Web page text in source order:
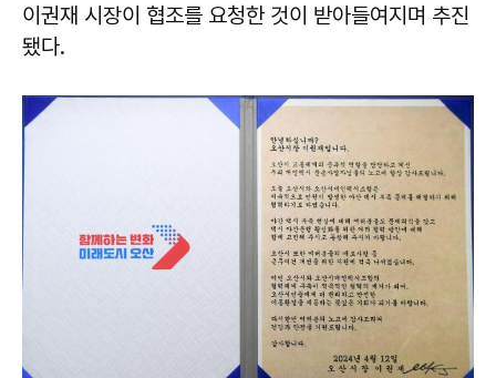
이권재 시장이 협조를 요청한 것이 받아들여지며 추진
됐다.